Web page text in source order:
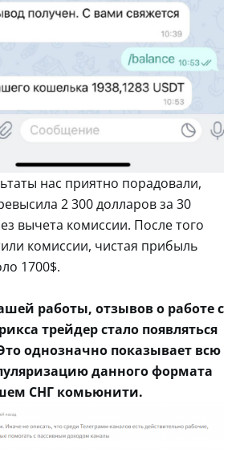
нас приятно порадовали,
2 300 долларов за 30
вычета комиссии. После того
комиссии, чистая прибыль
1700$.
работы, отзывов о работе с
трейдер стало появляться
однозначно показывает всю
данного формата
СНГ комьюнити.